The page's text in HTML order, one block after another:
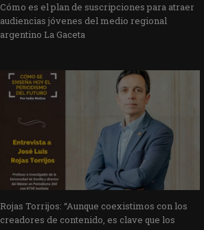
Cómo es el plan de suscripciones para atraer
audiencias jóvenes del medio regional
argentino La Gaceta
Rojas Torrijos: “Aunque coexistimos con los
creadores de contenido, es clave que los